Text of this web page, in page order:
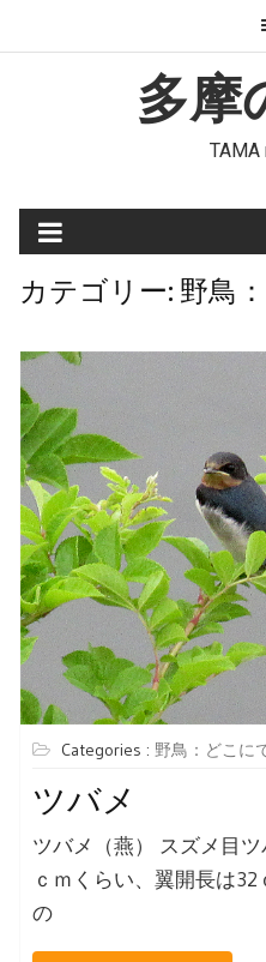
多摩
TAMA
カテゴリー: 野鳥
Categories : 野鳥：どこに
ツバメ
ツバメ（燕） スズメ目
ｃｍくらい、翼開長は
の